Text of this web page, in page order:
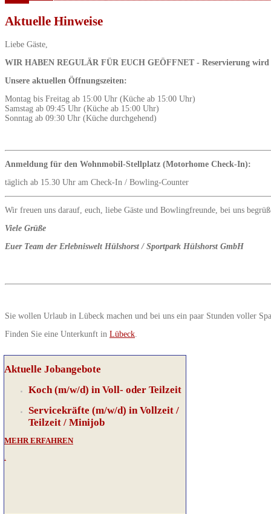
Aktuelle Hinweise
Liebe Gäste,
WIR HABEN REGULÄR FÜR EUCH GEÖFFNET - Reservierung wird
Unsere aktuellen Öffnungszeiten:
Montag bis Freitag ab 15:00 Uhr (Küche ab 15:00 Uhr)
Samstag ab 09:45 Uhr (Küche ab 15:00 Uhr)
Sonntag ab 09:30 Uhr (Küche durchgehend)
Anmeldung für den Wohnmobil-Stellplatz (Motorhome Check-In):
täglich ab 15.30 Uhr am Check-In / Bowling-Counter
Wir freuen uns darauf, euch, liebe Gäste und Bowlingfreunde, bei uns
Viele Grüße
Euer Team der Erlebniswelt Hülshorst / Sportpark Hülshorst GmbH
Sie wollen Urlaub in Lübeck machen und bei uns ein paar Stunden voller
Finden Sie eine Unterkunft in Lübeck
Aktuelle Jobangebote
Koch (m/w/d) in Voll- oder Teilzeit
Servicekräfte (m/w/d) in Vollzeit /
Teilzeit / Minijob
MEHR ERFAHREN